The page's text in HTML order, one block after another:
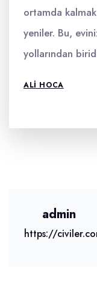
ortamda
yeniler. Bu,
yollarından
ALI HOCA
admin
https://